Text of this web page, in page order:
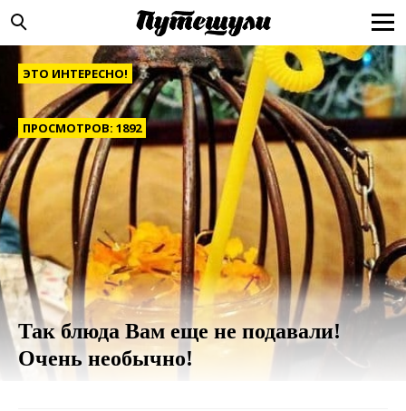
ЭТО ИНТЕРЕСНО!
ПРОСМОТРОВ: 1892
Так блюда Вам еще не подавали!
Очень необычно!